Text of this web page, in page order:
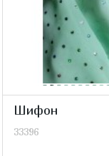
Шифон
33396